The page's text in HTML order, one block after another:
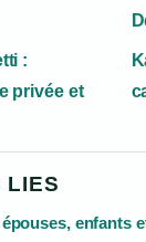
:
privée et
LIES
enfants